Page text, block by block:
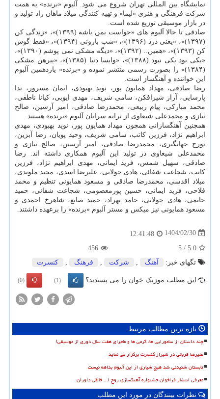
نمایشگاه بین المللی تهران شروع می شود. آلبوم «برنده» به همت
شرکت فرهنگی و هنری «لیما» و تهیه کنندگی میلاد ماهان راد تولید و
در بازار موسیقی توزیع شده است.
صادقی تا حالا آلبوم های «حواست بمن باشه (۱۳۹۹)»، «زندگی کن
(۱۳۹۷)»، «یعنی درد (۱۳۹۶)»، «شب بارونی (۱۳۹۴)»، «فقط گوش
کن (۱۳۹۳)»، «همین.. (۱۳۹۲)»، «دیگه مشکی نمی پوشم (۱۳۹۰)»،
«یکی بود یکی نبود (۱۳۸۸)»، «وایسا دنیا (۱۳۸۵)»، «پیرهن مشکی
(۱۳۸۴)» را بصورت رسمی منتشر نموده و «برنده» یازدهمین آلبوم
این خواننده و آهنگساز است.
رضا صادقی، مهداد همایون پور، نوید بهبودی، ایمان مسرور، ندا
پارسایی، آراز شیرافکن، سامی شریف، مهدی ایوبی، کیانا ناطقی،
محمد مبارکی، پیام ربیعی، محمدرضا صادقی، امیر آرسین، صالح
نیازی و محمدعلی شیعاوی از ترانه سرایان آلبوم «برنده» هستند.
همچنین آهنگسازانی همچون مهداد همایون پور، نوید بهبودی، مهدی
ابراهیم نژاد، فرزین کاتب، سامی شریف، وحید پویان، رضا آبزین،
تورج جهانگیری، محمدرضا صادقی، امیر آرسین، صالح نیازی و
محمدعلی شیعاوی در تولید این آلبوم همکاری داشته اند. رضا
صادقی، سهیل شمس، فرید ایمانی، مهدی ابراهیم نژاد، فرزین
کاتب، شجاعت شفائی، هادی جولانی، علیرضا اسدی، مجید ملوندی،
میلاد اقدسی، محمدرضا صادقی و مسعود همایونی تنظیم و محمد
فلاحی، فرید ایمانی، حسین پورمعصومی، شجاعت شفائی، حمید
حاتمی، هادی جولانی، حامد بهراد، حمید صانع، شاهرخ احمدی و
مسعود همایونی نیز میکس و مستر آلبوم «برنده» را برعهده داشتند.
1404/02/30
12:41:48
5.0
/
5
456
تگهای خبر:
آهنگ شركت فرهنگ كنسرت
این مطلب موزیک خوان را می پسندید؟ (1)
(0)
تازه ترین مطالب مرتبط
چند داستان از سامورایی ها، گرمی ها و ماجرای هفت سال دوری از موسیقی!
علیرضا قربانی در شیراز کنسرت برگزار می نماید
تابستان شنیدنی شد هیچ شیاری از این آلبوم بداهه نیست
معرفی انتشار فراخوان جشنواره آهنگسازی روح ا... خالقی داوران
نظرات بینندگان در مورد این مطلب